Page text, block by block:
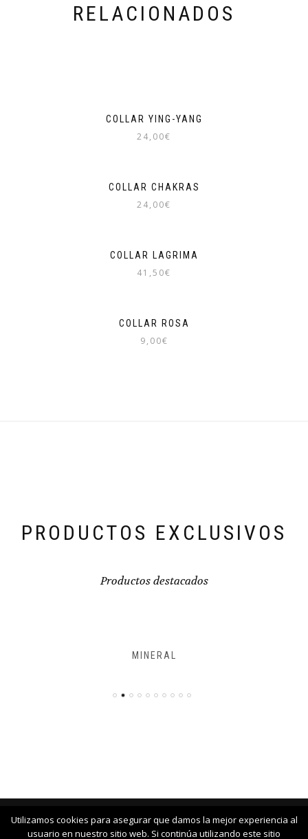
RELACIONADOS
COLLAR YING-YANG
24,00€
COLLAR CHAKRAS
24,00€
COLLAR LAGRIMA
41,50€
COLLAR ROSA
9,00€
PRODUCTOS EXCLUSIVOS
Productos destacados
MINERAL
COPYRIGHT © 2018 SABBATH ALL RIGHT RESERVED
Utilizamos cookies para asegurar que damos la mejor experiencia al
usuario en nuestro sitio web. Si continúa utilizando este sitio